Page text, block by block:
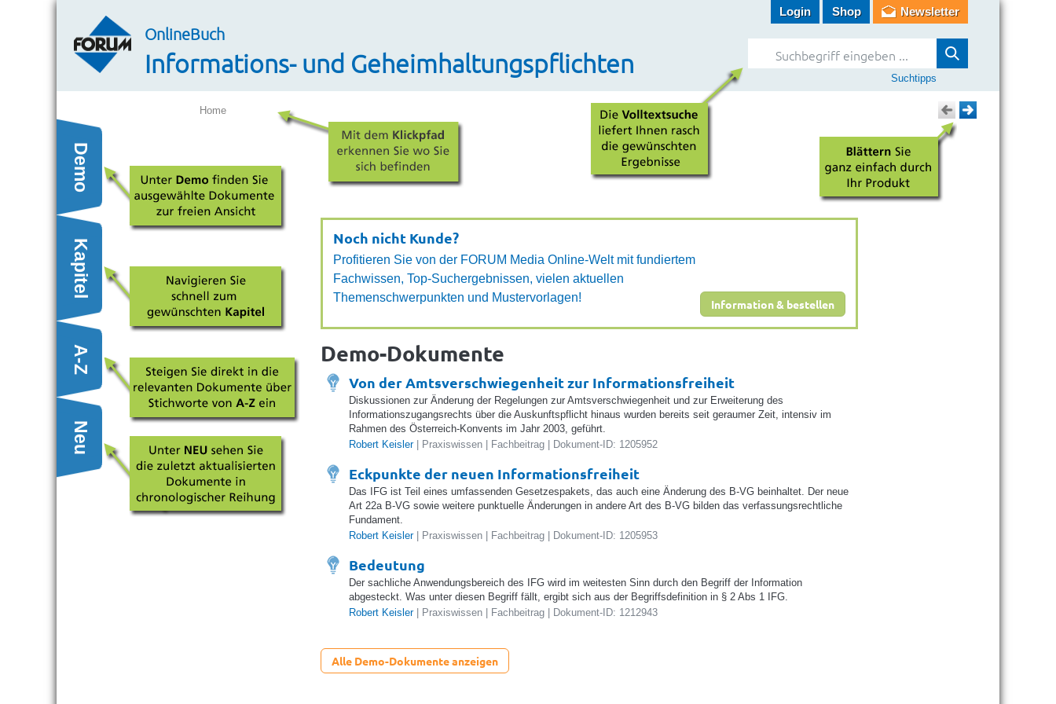
OnlineBuch
Informations- und Geheimhaltungspflichten
Login Shop Newsletter
Suchtipps
Home
| Fachbeitrag
Demo
Kapitel
A-Z
Neu
Noch nicht Kunde?
Profitieren Sie von der FORUM Media Online-Welt mit fundiertem
Fachwissen, Top-Suchergebnissen, vielen aktuellen
Themenschwerpunkten und Mustervorlagen!
Information & bestellen
Demo-Dokumente
Von der Amtsverschwiegenheit zur Informationsfreiheit
Diskussionen zur Änderung der Regelungen zur Amtsverschwiegenheit und zur Erweiterung des
Informationszugangsrechts über die Auskunftspflicht hinaus wurden bereits seit geraumer Zeit, intensiv im
Rahmen des Österreich-Konvents im Jahr 2003, geführt.
Robert Keisler| Praxiswissen | Fachbeitrag | Dokument-ID: 1205952
Eckpunkte der neuen Informationsfreiheit
Das IFG ist Teil eines umfassenden Gesetzespakets, das auch eine Änderung des B-VG beinhaltet. Der neue
Art 22a B-VG sowie weitere punktuelle Änderungen in andere Art des B-VG bilden das verfassungsrechtliche
Fundament.
Robert Keisler| Praxiswissen | Fachbeitrag | Dokument-ID: 1205953
Bedeutung
Der sachliche Anwendungsbereich des IFG wird im weitesten Sinn durch den Begriff der Information
abgesteckt. Was unter diesen Begriff fällt, ergibt sich aus der Begriffsdefinition in § 2 Abs 1 IFG.
Robert Keisler| Praxiswissen | Fachbeitrag | Dokument-ID: 1212943
Alle Demo-Dokumente anzeigen